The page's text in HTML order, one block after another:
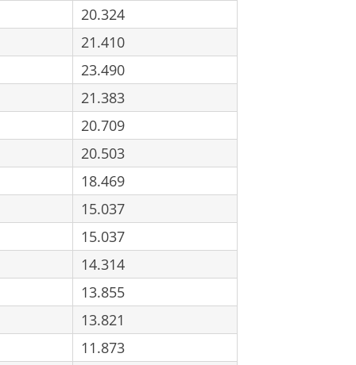
20.324
21.410
23.490
21.383
20.709
20.503
18.469
15.037
15.037
14.314
13.855
13.821
11.873